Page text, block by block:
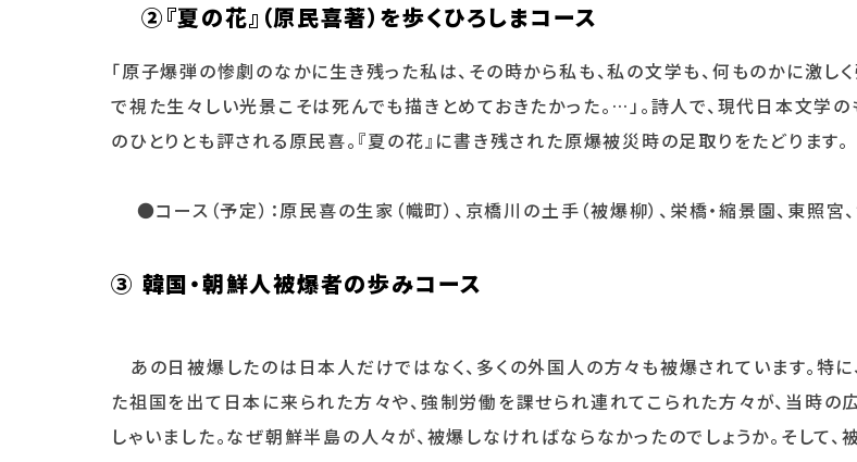
②『夏の花』（原民喜著）を歩くひろしまコース
「原子爆弾の惨劇のなかに生き残った私は、その時から私も、私の文学も、何ものかに激し
で視た生々しい光景こそは死んでも描きとめておきたかった。…」。詩人で、現代日本文学
のひとりとも評される原民喜。『夏の花』に書き残された原爆被災時の足取りをたどります。
●コース（予定）：原民喜の生家（幟町）、京橋川の土手（被爆柳）、栄橋・縮景園、東照
③ 韓国・朝鮮人被爆者の歩みコース
あの日被爆したのは日本人だけではなく、多くの外国人の方々も被爆されています。特
た祖国を出て日本に来られた方々や、強制労働を課せられ連れてこられた方々が、当時の
しゃいました。なぜ朝鮮半島の人々が、被爆しなければならなかったのでしょうか。そして、